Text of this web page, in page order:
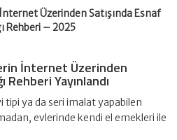
Üzerinden Satışında Esnaf
Rehberi – 2025
İnternet Üzerinden
Rehberi Yayınlandı
tipi ya da seri imalat yapabilen
evlerinde kendi el emekleri ile